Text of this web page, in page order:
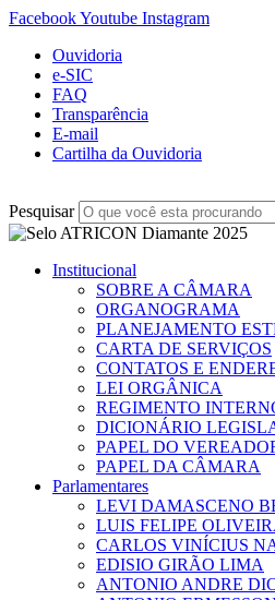
FacebookYoutube Instagram
Ouvidoria
e-SIC
FAQ
Transparência
E-mail
Cartilha da Ouvidoria
Pesquisar
Institucional
SOBRE A CÂMARA
ORGANOGRAMA
PLANEJAMENTO
CARTA DE SERVIÇOS
CONTATOS E
LEI ORGÂNICA
REGIMENTO
DICIONÁRIO
PAPEL DO
PAPEL DA CÂMARA
Parlamentares
LEVI DAMASCENO
LUIS FELIPE
CARLOS VINÍCIUS
EDISIO GIRÃO LIMA
ANTONIO ANDRE